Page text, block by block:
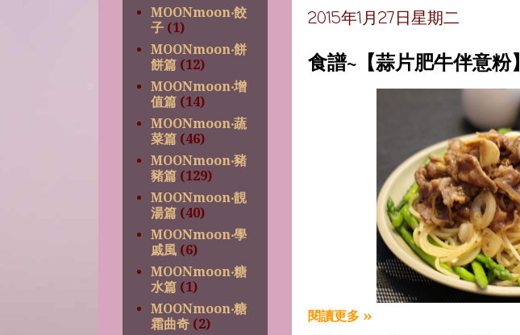
2015年1月27日星期二
食譜~【蒜片肥牛伴意粉】
閱讀更多 »
MOONmoon‧餃
子 (1)
MOONmoon‧餅
餅篇 (12)
MOONmoon‧增
值篇 (14)
MOONmoon‧蔬
菜篇 (46)
MOONmoon‧豬
豬篇 (129)
MOONmoon‧靚
湯篇 (40)
MOONmoon‧學
戚風 (6)
MOONmoon‧糖
水篇 (1)
MOONmoon‧糖
霜曲奇 (2)